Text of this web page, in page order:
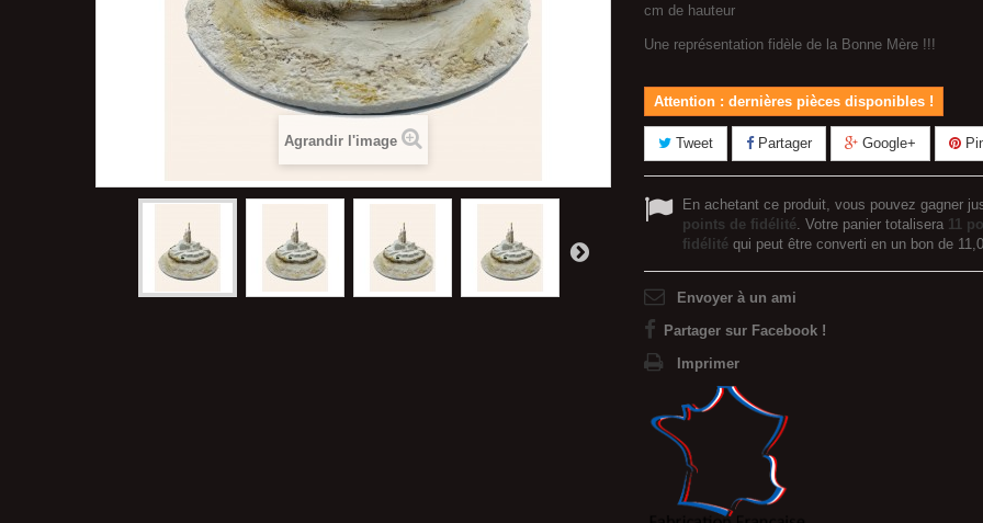
Agrandir l'image
cm de hauteur
Une représentation fidèle de la Bonne Mère !!!
Attention : dernières pièces disponibles !
Tweet Partager Google+
En achetant ce produit, vous pouvez gagner
points de fidélité . Votre panier totalisera 11
fidélité qui peut être converti en un bon de
Envoyer à un ami
Partager sur Facebook !
Imprimer